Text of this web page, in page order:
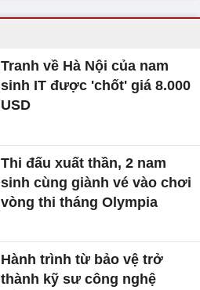
Tranh về Hà Nội của nam
sinh IT được 'chốt' giá 8.000
USD
Thi đấu xuất thần, 2 nam
sinh cùng giành vé vào chơi
vòng thi tháng Olympia
Hành trình từ bảo vệ trở
thành kỹ sư công nghệ